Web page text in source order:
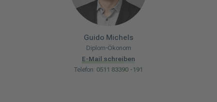
Guido Michels
Diplom-Ökonom
E-Mail schreiben
Telefon: 0511 83390 -191